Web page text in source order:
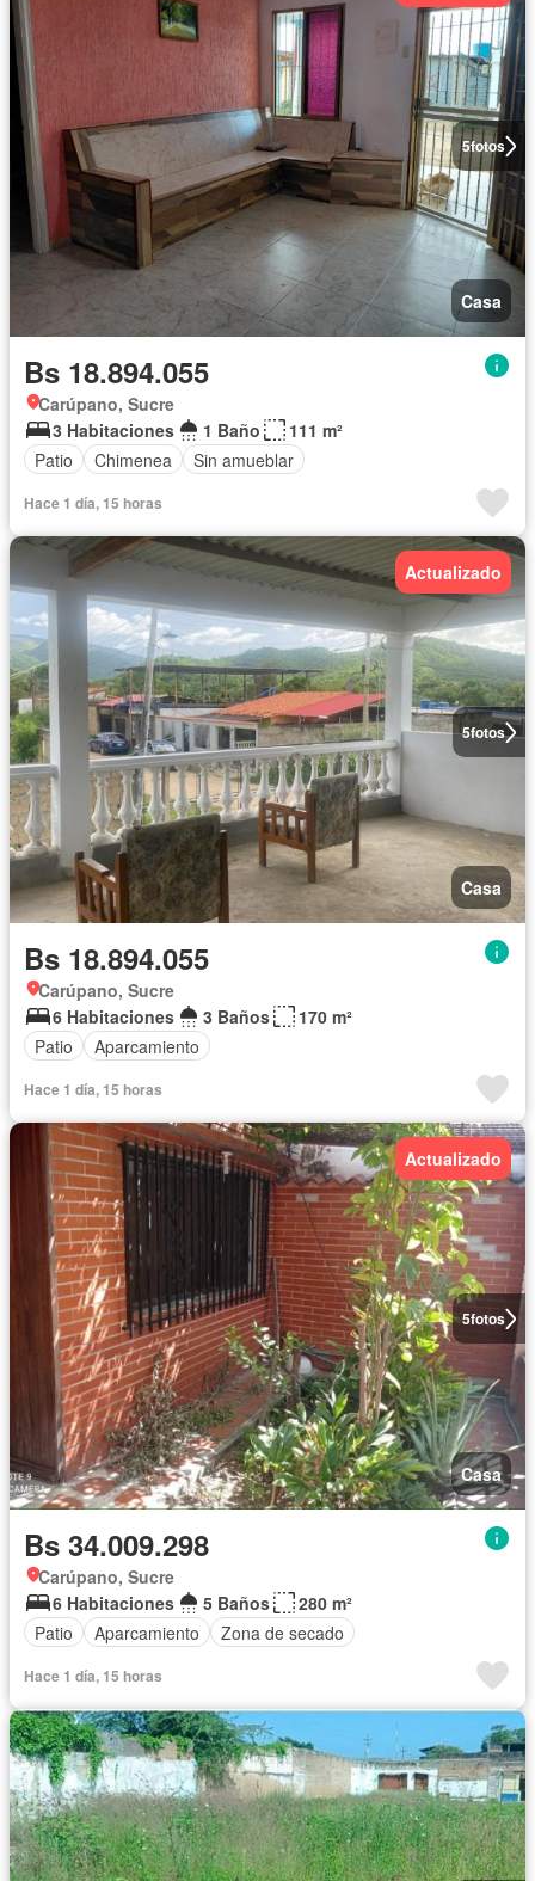
5fotos
Casa
Bs 18.894.055
Carúpano, Sucre
3 Habitaciones
1 Baño
111 m²
Patio
Chimenea Sin amueblar
Hace 1 día, 15 horas
5fotos
Actualizado
Casa
Bs 18.894.055
Carúpano, Sucre
6 Habitaciones
3 Baños
170 m²
Patio
Aparcamiento
Hace 1 día, 15 horas
5fotos
Actualizado
Casa
Bs 34.009.298
Carúpano, Sucre
6 Habitaciones
5 Baños
280 m²
Patio
Aparcamiento Zona de secado
Hace 1 día, 15 horas